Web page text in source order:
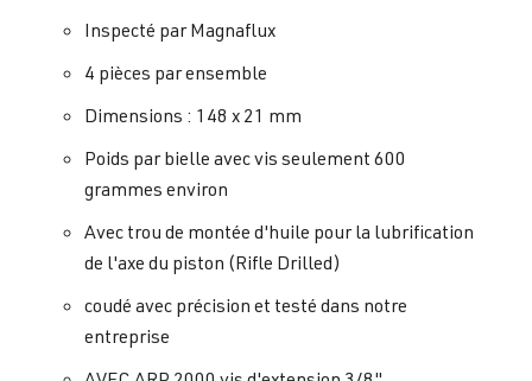
Inspecté par Magnaflux
4 pièces par ensemble
Dimensions : 148 x 21 mm
Poids par bielle avec vis seulement 600
grammes environ
Avec trou de montée d'huile pour la lubrification
de l'axe du piston (Rifle Drilled)
coudé avec précision et testé dans notre
entreprise